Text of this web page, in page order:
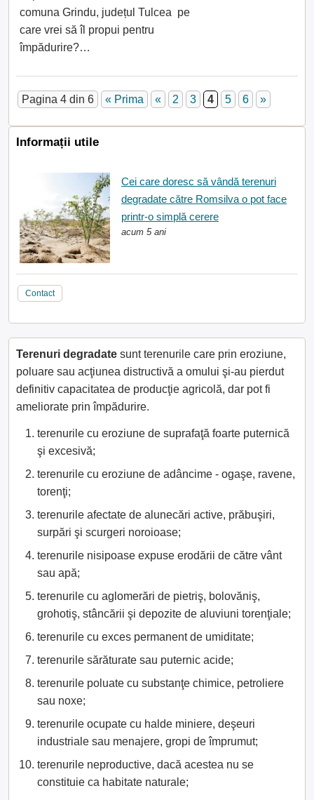
comuna Grindu, județul Tulcea pe
care vrei să îl propui pentru
împădurire?…
Pagina 4 din 6 « Prima « 2 3 4 5 6 »
Informații utile
Cei care doresc să vândă terenuri
degradate către Romsilva o pot face
printr-o simplă cerere
acum 5 ani
Contact
Terenuri degradate sunt terenurile care prin eroziune,
poluare sau acţiunea distructivă a omului şi-au pierdut
definitiv capacitatea de producţie agricolă, dar pot fi
ameliorate prin împădurire.
terenurile cu eroziune de suprafaţă foarte puternică
şi excesivă;
terenurile cu eroziune de adâncime - ogaşe, ravene,
torenţi;
terenurile afectate de alunecări active, prăbuşiri,
surpări şi scurgeri noroioase;
terenurile nisipoase expuse erodării de către vânt
sau apă;
terenurile cu aglomerări de pietriş, bolovăniş,
grohotiş, stâncării şi depozite de aluviuni torenţiale;
terenurile cu exces permanent de umiditate;
terenurile sărăturate sau puternic acide;
terenurile poluate cu substanţe chimice, petroliere
sau noxe;
terenurile ocupate cu halde miniere, deşeuri
industriale sau menajere, gropi de împrumut;
terenurile neproductive, dacă acestea nu se
constituie ca habitate naturale;